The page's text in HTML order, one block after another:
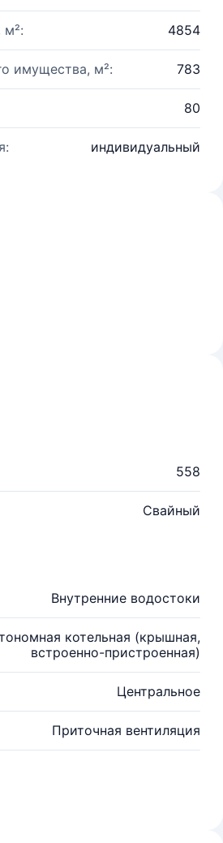
4854
имущества, м²: 783
80
индивидуальный
558
Свайный
Внутренние водостоки
котельная (крышная,
встроенно-пристроенная)
Центральное
Приточная вентиляция